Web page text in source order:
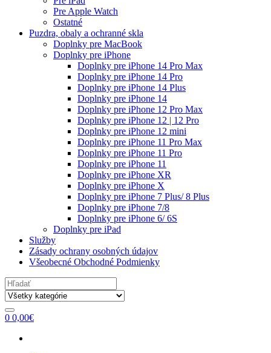
Pre Apple Watch
Ostatné
Puzdra, obaly a ochranné skla
Doplnky pre MacBook
Doplnky pre iPhone
Doplnky pre iPhone 14 Pro Max
Doplnky pre iPhone 14 Pro
Doplnky pre iPhone 14 Plus
Doplnky pre iPhone 14
Doplnky pre iPhone 12 Pro Max
Doplnky pre iPhone 12 | 12 Pro
Doplnky pre iPhone 12 mini
Doplnky pre iPhone 11 Pro Max
Doplnky pre iPhone 11 Pro
Doplnky pre iPhone 11
Doplnky pre iPhone XR
Doplnky pre iPhone X
Doplnky pre iPhone 7 Plus/ 8 Plus
Doplnky pre iPhone 7/8
Doplnky pre iPhone 6/ 6S
Doplnky pre iPad
Služby
Zásady ochrany osobných údajov
Všeobecné Obchodné Podmienky
Search
for:
0 0,00€